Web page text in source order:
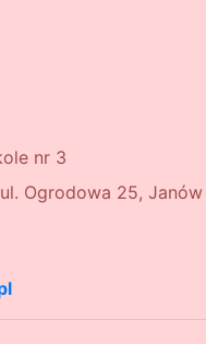
nr 3
Ogrodowa 25, Janów